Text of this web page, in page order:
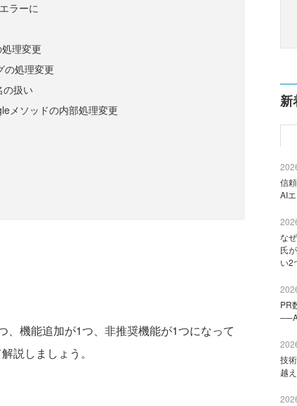
ラーに
理変更
の処理変更
の扱い
メソッドの内部処理変更
機能追加が1つ、非推奨機能が1つになって
説しましょう。
新
信
AI
な
氏
い2
PR
技
越